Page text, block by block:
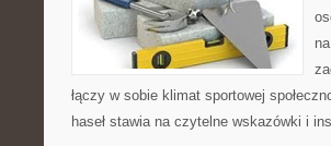
łączy w sobie klimat sportowej
haseł stawia na czytelne wskazówki i